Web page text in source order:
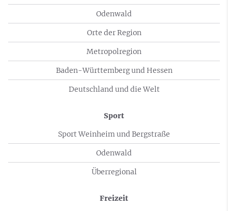
Odenwald
Orte der Region
Metropolregion
Baden-Württemberg und Hessen
Deutschland und die Welt
Sport
Sport Weinheim und Bergstraße
Odenwald
Überregional
Freizeit